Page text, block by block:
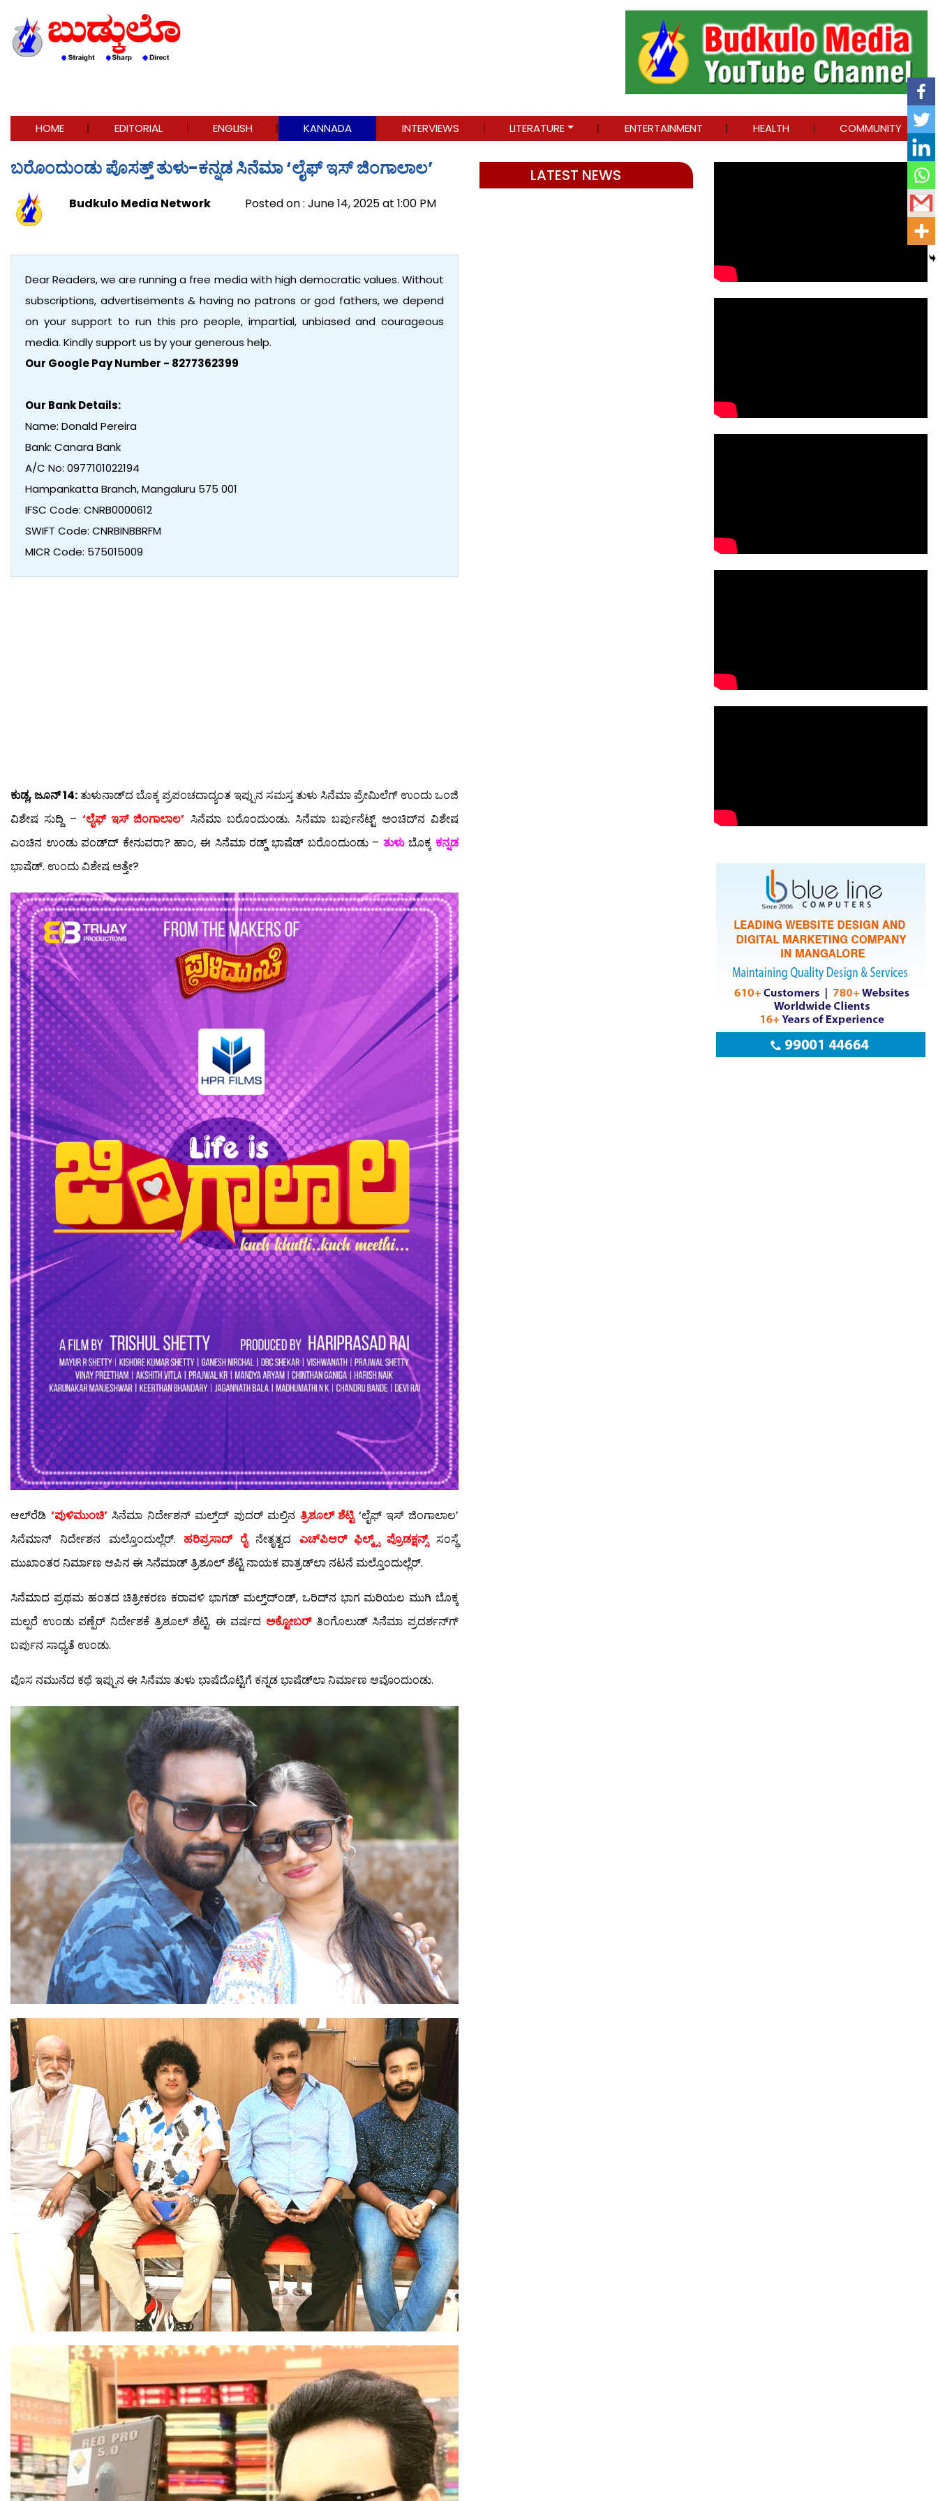
HOME EDITORIAL ENGLISH KANNADA INTERVIEWS LITERATURE ENTERTAINMENT HEALTH COMMUNITY
ಬರೊಂದುಂಡು ಪೊಸತ್ತ್ ತುಳು-ಕನ್ನಡ ಸಿನೆಮಾ ‘ಲೈಫ್ ಇಸ್ ಜಿಂಗಾಲಾಲ’
Budkulo Media Network Posted on : June 14, 2025 at 1:00 PM
Dear Readers, we are running a free media with high democratic values. Without
subscriptions, advertisements & having no patrons or god fathers, we depend
on your support to run this pro people, impartial, unbiased and courageous
media. Kindly support us by your generous help.
Our Google Pay Number - 8277362399
Our Bank Details:
Name: Donald Pereira
Bank: Canara Bank
A/C No: 0977101022194
Hampankatta Branch, Mangaluru 575 001
IFSC Code: CNRB0000612
SWIFT Code: CNRBINBBRFM
MICR Code: 575015009
ಕುಡ್ಲ, ಜೂನ್ 14:ತುಳುನಾಡ್‍ದ ಬೊಕ್ಕ ಪ್ರಪಂಚದಾದ್ಯಂತ ಇಪ್ಪುನ ಸಮಸ್ತ ತುಳು ಸಿನೆಮಾ ಪ್ರೇಮಿಲೆಗ್ ಉಂದು ಒಂಜಿ
ವಿಶೇಷ ಸುದ್ದಿ – ‘ಲೈಫ್ ಇಸ್ ಜಿಂಗಾಲಾಲ’ ಸಿನೆಮಾ ಬರೊಂದುಂಡು. ಸಿನೆಮಾ ಬರ್ಪುನೆಟ್ಟ್ ಅಂಚಿದ್‍ನ ವಿಶೇಷ
ಎಂಚಿನ ಉಂಡು ಪಂಡ್‍ದ್ ಕೇನುವರಾ? ಹಾಂ, ಈ ಸಿನೆಮಾ ರಡ್ಡ್ ಭಾಷೆಡ್ ಬರೊಂದುಂಡು – ತುಳುಬೊಕ್ಕ ಕನ್ನಡ
ಭಾಷೆಡ್. ಉಂದು ವಿಶೇಷ ಅತ್ತೇ?
ಆಲ್‍ರೆಡಿ ‘ಪುಳಿಮುಂಚಿ’ಸಿನೆಮಾ ನಿರ್ದೇಶನ್ ಮಲ್ತ್‌ದ್ ಪುದರ್ ಮಲ್ತಿನ ತ್ರಿಶೂಲ್ ಶೆಟ್ಟಿ‘ಲೈಫ್ ಇಸ್ ಜಿಂಗಾಲಾಲ’
ಸಿನೆಮಾನ್ ನಿರ್ದೇಶನ ಮಲ್ತೊಂದುಲ್ಲೆರ್.ಹರಿಪ್ರಸಾದ್ ರೈನೇತೃತ್ವದ ಎಚ್‍ಪಿಆರ್ ಫಿಲ್ಮ್ಸ್ ಪ್ರೊಡಕ್ಷನ್ಸ್ಸಂಸ್ಥೆ
ಮುಖಾಂತರ ನಿರ್ಮಾಣ ಆಪಿನ ಈ ಸಿನೆಮಾಡ್ ತ್ರಿಶೂಲ್ ಶೆಟ್ಟಿ ನಾಯಕ ಪಾತ್ರಡ್‍ಲಾ ನಟನೆ ಮಲ್ತೊಂದುಲ್ಲೆರ್.
ಸಿನೆಮಾದ ಪ್ರಥಮ ಹಂತದ ಚಿತ್ರೀಕರಣ ಕರಾವಳಿ ಭಾಗಡ್ ಮಲ್ತ್‌ದ್ಂಡ್, ಒರಿದ್‍ನ ಭಾಗ ಮರಿಯಲ ಮುಗಿ ಬೊಕ್ಕ
ಮಲ್ಪರೆ ಉಂಡು ಪಣ್ಪೆರ್ ನಿರ್ದೇಶಕೆ ತ್ರಿಶೂಲ್ ಶೆಟ್ಟಿ. ಈ ವರ್ಷದಅಕ್ಟೋಬರ್ತಿಂಗೊಲುಡ್ ಸಿನೆಮಾ ಪ್ರದರ್ಶನ್‍ಗ್
ಬರ್ಪುನ ಸಾಧ್ಯತೆ ಉಂಡು.
ಪೊಸ ನಮುನೆದ ಕಥೆ ಇಪ್ಪುನ ಈ ಸಿನೆಮಾ ತುಳು ಭಾಷೆದೊಟ್ಟಿಗೆ ಕನ್ನಡ ಭಾಷೆಡ್‍ಲಾ ನಿರ್ಮಾಣ ಆವೊಂದುಂಡು.
LATEST NEWS